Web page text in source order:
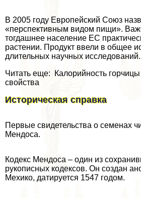
В 2005 году Европейский Союз
«перспективным видом пищи».
тогдашнее население ЕС
растении. Продукт ввели в общее
длительных научных исследований.
Читать еще: Калорийность горчицы
свойства
Историческая справка
Первые свидетельства о семенах
Мендоса.
Кодекс Мендоса – один из
рукописных кодексов. Он создан
Мехико, датируется 1547 годом.